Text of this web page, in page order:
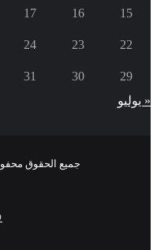
15
16
17
22
23
24
29
30
31
« يوليو
جميع الحقوق محفوظة